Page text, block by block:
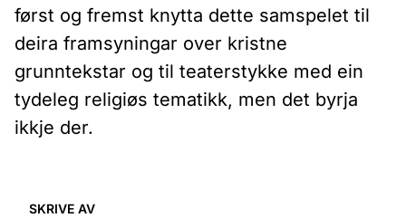
først og fremst knytta dette samspelet til
deira framsyningar over kristne
grunntekstar og til teaterstykke med ein
tydeleg religiøs tematikk, men det byrja
ikkje der.
SKRIVE AV